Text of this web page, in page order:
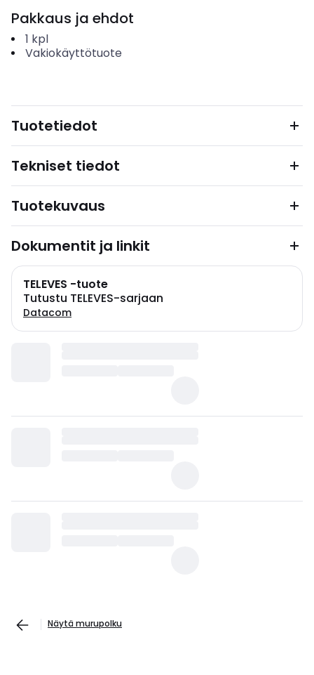
Pakkaus ja ehdot
1 kpl
Vakiokäyttötuote
Tuotetiedot
Tekniset tiedot
Tuotekuvaus
Dokumentit ja linkit
TELEVES -tuote
Tutustu TELEVES-sarjaan
Datacom
Näytä murupolku